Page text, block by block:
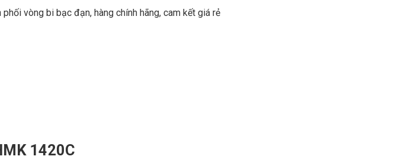
vòng bi bạc đạn, hàng chính hãng, cam kết giá rẻ
1420C